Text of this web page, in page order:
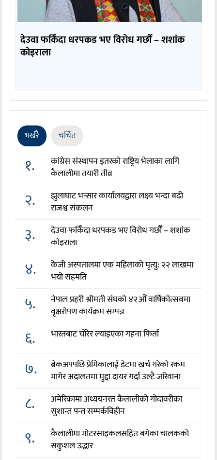
देउवा फर्किँदा धरपकड भए विरोध गर्छौँं – शशांक
कोइराला
भर्खरै चर्चित
१.
कांग्रेस संस्थापन इतरको राष्ट्रिय भेलाका लागि
कैलालीमा तयारी तीव्र
२.
झुलाघाट भन्सार कार्यालयद्वारा लक्ष्य भन्दा बढी
राजश्व संकलन
३.
देउवा फर्किँदा धरपकड भए विरोध गर्छौँं – शशांक
कोइराला
४.
केजी अस्पतालमा एक महिलाको मृत्यु: २२ लाखमा
भयो सहमति
५.
नेपाल प्रहरी श्रीमती संघको ४२औँ वार्षिकोत्सवमा
वृक्षरोपण कार्यक्रम सम्पन्न
६. भारतबाट चोरेर ल्याइएका गहना फिर्ता
७.
ब्रेकअपपछि प्रेमिकालाई डेटमा खर्च गरेको रकम
मागेर अदालतमा मुद्दा दायर गर्दा उल्टै जरिवाना
८.
अमेरिकामा अध्ययनरत कैलालीको गोदावरीका
सुशान्त पन्त सम्पर्कविहीन
९.
कैलालीमा मोटरसाइकलसहित बगेका चालकको
सकुशल उद्धार